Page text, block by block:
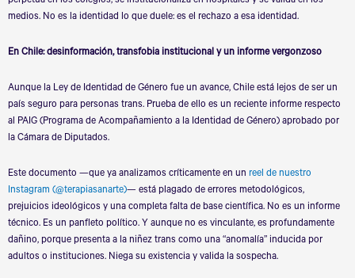
medios. No es la identidad lo que duele: es el rechazo a esa identidad.
En Chile: desinformación, transfobia institucional y un informe vergonzoso
Aunque la Ley de Identidad de Género fue un avance, Chile está lejos de ser un
país seguro para personas trans. Prueba de ello es un reciente informe respecto
al PAIG (Programa de Acompañamiento a la Identidad de Género) aprobado por
la Cámara de Diputados.
Este documento —que ya analizamos críticamente en un reel de nuestro
Instagram (@terapiasanarte)— está plagado de errores metodológicos,
prejuicios ideológicos y una completa falta de base científica. No es un informe
técnico. Es un panfleto político. Y aunque no es vinculante, es profundamente
dañino, porque presenta a la niñez trans como una “anomalía” inducida por
adultos o instituciones. Niega su existencia y valida la sospecha.